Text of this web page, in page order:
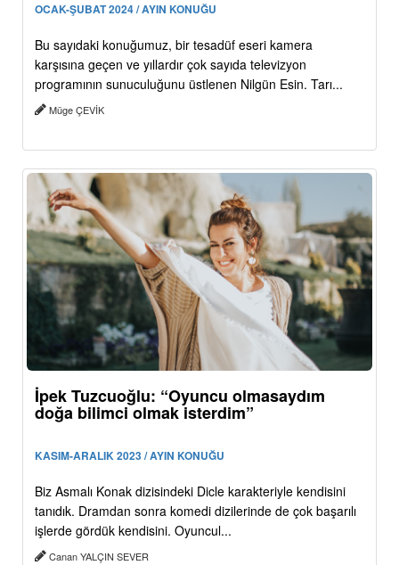
OCAK-ŞUBAT 2024 / AYIN KONUĞU
Bu sayıdaki konuğumuz, bir tesadüf eseri kamera
karşısına geçen ve yıllardır çok sayıda televizyon
programının sunuculuğunu üstlenen Nilgün Esin. Tarı...
Müge ÇEVİK
İpek Tuzcuoğlu: “Oyuncu olmasaydım
doğa bilimci olmak isterdim”
KASIM-ARALIK 2023 / AYIN KONUĞU
Biz Asmalı Konak dizisindeki Dicle karakteriyle kendisini
tanıdık. Dramdan sonra komedi dizilerinde de çok başarılı
işlerde gördük kendisini. Oyuncul...
Canan YALÇIN SEVER